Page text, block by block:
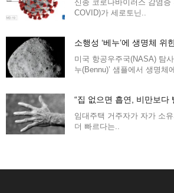
신종 코로나바이러스 감염
COVID)가 세로토닌..
소행성 ‘베누’에 생명체 위
미국 항공우주국(NASA) 탐
누(Bennu)’ 샘플에서 생명체
“집 없으면 흡연, 비만보다
임대주택 거주자가 자가 소
더 빠르다는..